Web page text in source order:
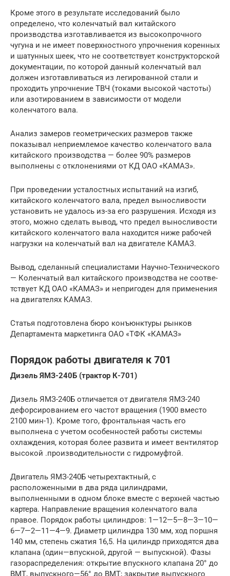
Кроме этого в результате исследований было
определено, что коленчатый вал китайского
производства изготавливается из высокопроч­ного
чугуна и не имеет поверхностного упрочнения коренных
и шатун­ных шеек, что не соответствует конструкторской
документации, по которой данный коленчатый вал
должен изготавливаться из легированной стали и
проходить упрочнение ТВЧ (токами высокой частоты)
или азотированием в зависимости от модели
коленчатого вала.
Анализ замеров геометрических размеров также
показывал непри­емлемое качество коленчатого вала
китайского производства — более 90% размеров
выполнены с отклонениями от КД ОАО «КАМАЗ».
При проведении усталостных испытаний на изгиб,
китайского коленчатого вала, предел выносливости
установить не удалось из-за его разрушения. Исходя из
этого, можно сделать вывод, что предел выносли­вости
китайского коленчатого вала находится ниже рабочей
нагрузки на коленчатый вал на двигателе КАМАЗ.
Вывод, сделанный специалистами Научно-Технического
— Коленчатый вал китайского производства не соотве­
тствует КД ОАО «КАМАЗ» и непригоден для применения
на двигате­лях КАМАЗ.
Статья подготовлена бюро конъюнктуры рынков
Департамента маркетинга ОАО «ТФК «КАМАЗ»
Порядок работы двигателя к 701
Дизель ЯМЗ-240Б (трактор К-701)
Дизель ЯМЗ-240Б отличается от двигателя ЯМЗ-240
дефорсированием его частот вращения (1900 вместо
2100 мин-1). Кроме того, фронтальная часть его
выполнена с учетом особенностей работы системы
охлаждения, которая более развита и имеет вентилятор
высокой .производительности с гидромуфтой.
Двигатель ЯМЗ-240Б четырехтактный, с
расположенными в два ряда цилиндрами,
выполненными в одном блоке вместе с верхней частью
картера. Направление вращения коленчатого вала
правое. Порядок работы цилиндров: 1—12—5—8—3—10—
6—7—2—11—4—9. Диаметр цилиндра 130 мм, ход поршня
140 мм, степень сжатия 16,5. На цилиндр приходятся два
клапана (один—впускной, другой — выпускной). Фазы
газораспределения: открытие впускного клапана 20° до
ВМТ, выпускного—56° до ВМТ; закрытие выпускного